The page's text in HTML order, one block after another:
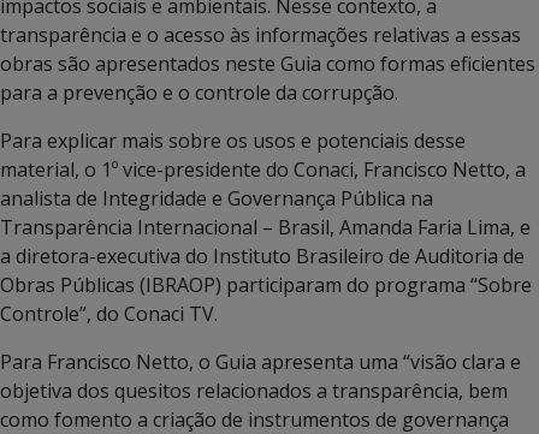
impactos sociais e ambientais. Nesse contexto, a
transparência e o acesso às informações relativas a essas
obras são apresentados neste Guia como formas eficientes
para a prevenção e o controle da corrupção.
Para explicar mais sobre os usos e potenciais desse
material, o 1º vice-presidente do Conaci, Francisco Netto, a
analista de Integridade e Governança Pública na
Transparência Internacional – Brasil, Amanda Faria Lima, e
a diretora-executiva do Instituto Brasileiro de Auditoria de
Obras Públicas (IBRAOP) participaram do programa “Sobre
Controle”, do Conaci TV.
Para Francisco Netto, o Guia apresenta uma “visão clara e
objetiva dos quesitos relacionados a transparência, bem
como fomento a criação de instrumentos de governança